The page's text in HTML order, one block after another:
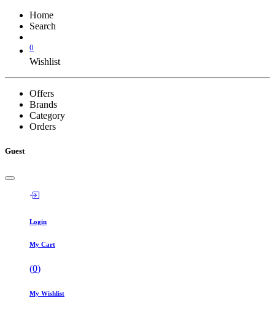
Home
Search
0
Wishlist
Offers
Brands
Category
Orders
Guest
Login
My Cart
(0)
My Wishlist